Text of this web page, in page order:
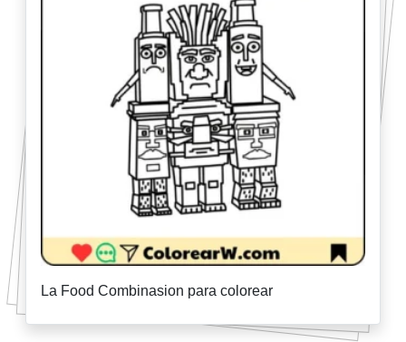
La Food Combinasion para colorear